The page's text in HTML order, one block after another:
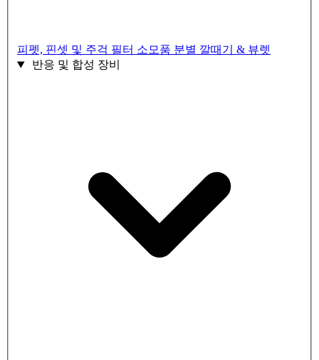
피펫, 핀셋 및 주걱 필터 소모품 분별 깔때기 & 뷰렛
반응 및 합성 장비